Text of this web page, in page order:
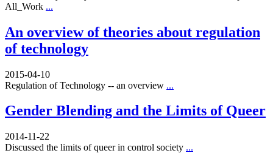
All_Work ...
An overview of theories about regulation
of technology
2015-04-10
Regulation of Technology -- an overview ...
Gender Blending and the Limits of Queer
2014-11-22
Discussed the limits of queer in control society ...